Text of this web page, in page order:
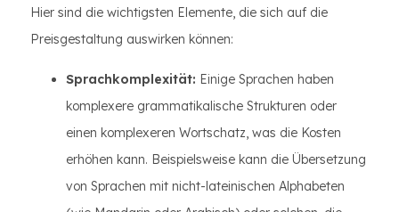
Hier sind die wichtigsten Elemente, die sich auf die
Preisgestaltung auswirken können:
Sprachkomplexität: Einige Sprachen haben
komplexere grammatikalische Strukturen oder
einen komplexeren Wortschatz, was die Kosten
erhöhen kann. Beispielsweise kann die Übersetzung
von Sprachen mit nicht-lateinischen Alphabeten